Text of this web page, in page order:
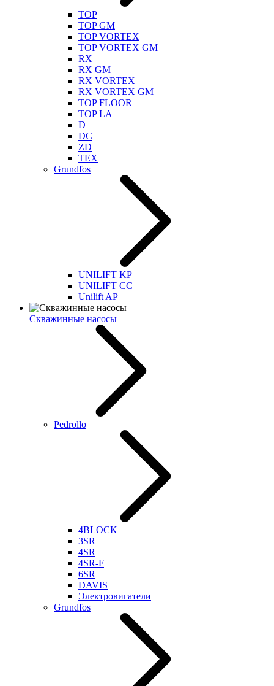
TOP
TOP GM
TOP VORTEX
TOP VORTEX GM
RX
RX GM
RX VORTEX
RX VORTEX GM
TOP FLOOR
TOP LA
D
DC
ZD
TEX
Grundfos
UNILIFT KP
UNILIFT CC
Unilift AP
Скважинные насосы
Pedrollo
4BLOCK
3SR
4SR
4SR-F
6SR
DAVIS
Электровигатели
Grundfos